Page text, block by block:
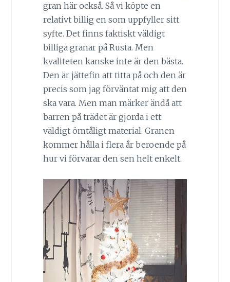
gran här också. Så vi köpte en
relativt billig en som uppfyller sitt
syfte. Det finns faktiskt väldigt
billiga granar på Rusta. Men
kvaliteten kanske inte är den bästa.
Den är jättefin att titta på och den är
precis som jag förväntat mig att den
ska vara. Men man märker ändå att
barren på trädet är gjorda i ett
väldigt ömtåligt material. Granen
kommer hålla i flera år beroende på
hur vi förvarar den sen helt enkelt.